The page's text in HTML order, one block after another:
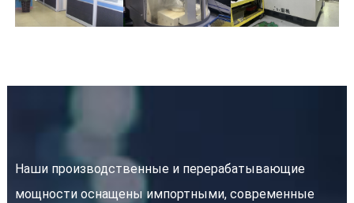
Наши производственные и перерабатывающие
мощности оснащены импортными, современные